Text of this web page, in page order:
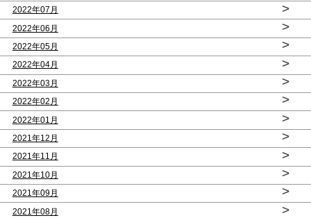
2022年07月 >
2022年06月 >
2022年05月 >
2022年04月 >
2022年03月 >
2022年02月 >
2022年01月 >
2021年12月 >
2021年11月 >
2021年10月 >
2021年09月 >
2021年08月 >